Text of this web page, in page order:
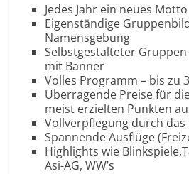
Jedes Jahr ein neues Motto
Eigenständige
Namensgebung
Selbstgestalteter
mit Banner
Volles Programm – bis zu
Überragende Preise für
meist erzielten Punkten
Vollverpflegung durch das
Spannende Ausflüge
Highlights wie
Asi-AG, WW’s